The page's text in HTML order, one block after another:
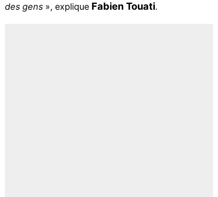
des gens », explique Fabien Touati.